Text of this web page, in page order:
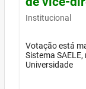
Institucional
Votação está
Sistema
Universidade